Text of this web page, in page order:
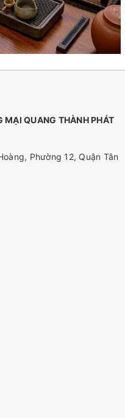
MẠI QUANG THÀNH PHÁT
Phường 12, Quận Tân